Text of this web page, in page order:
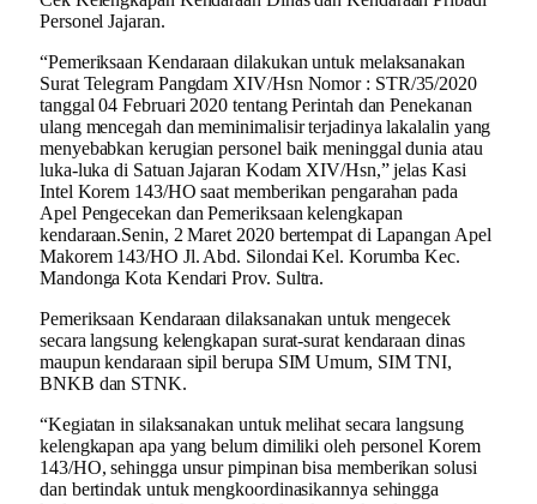
Personel Jajaran.
“Pemeriksaan Kendaraan dilakukan untuk melaksanakan
Surat Telegram Pangdam XIV/Hsn Nomor : STR/35/2020
tanggal 04 Februari 2020 tentang Perintah dan Penekanan
ulang mencegah dan meminimalisir terjadinya lakalalin yang
menyebabkan kerugian personel baik meninggal dunia atau
luka-luka di Satuan Jajaran Kodam XIV/Hsn,” jelas Kasi
Intel Korem 143/HO saat memberikan pengarahan pada
Apel Pengecekan dan Pemeriksaan kelengkapan
kendaraan.Senin, 2 Maret 2020 bertempat di Lapangan Apel
Makorem 143/HO Jl. Abd. Silondai Kel. Korumba Kec.
Mandonga Kota Kendari Prov. Sultra.
Pemeriksaan Kendaraan dilaksanakan untuk mengecek
secara langsung kelengkapan surat-surat kendaraan dinas
maupun kendaraan sipil berupa SIM Umum, SIM TNI,
BNKB dan STNK.
“Kegiatan in silaksanakan untuk melihat secara langsung
kelengkapan apa yang belum dimiliki oleh personel Korem
143/HO, sehingga unsur pimpinan bisa memberikan solusi
dan bertindak untuk mengkoordinasikannya sehingga